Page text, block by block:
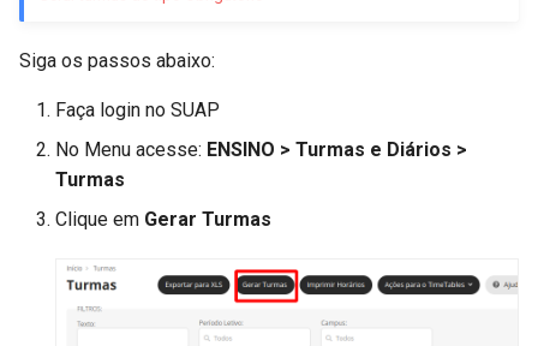
Siga os passos abaixo:
Faça login no SUAP
No Menu acesse: ENSINO > Turmas e Diários >
Turmas
Clique em Gerar Turmas